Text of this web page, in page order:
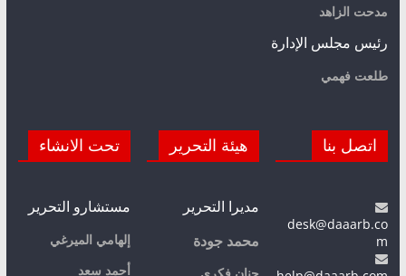
مدحت الزاهد
رئيس مجلس الإدارة
طلعت فهمي
اتصل بنا
desk@daaarb.co
m
هيئة التحرير
مديرا التحرير
محمد جودة
حنان فكري
تحت الانشاء
مستشارو التحرير
إلهامي الميرغي
أحمد سعد